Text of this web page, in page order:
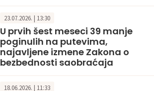
23.07.2026. | 13:30
U prvih šest meseci 39 manje
poginulih na putevima,
najavljene izmene Zakona o
bezbednosti saobraćaja
18.06.2026. | 11:33